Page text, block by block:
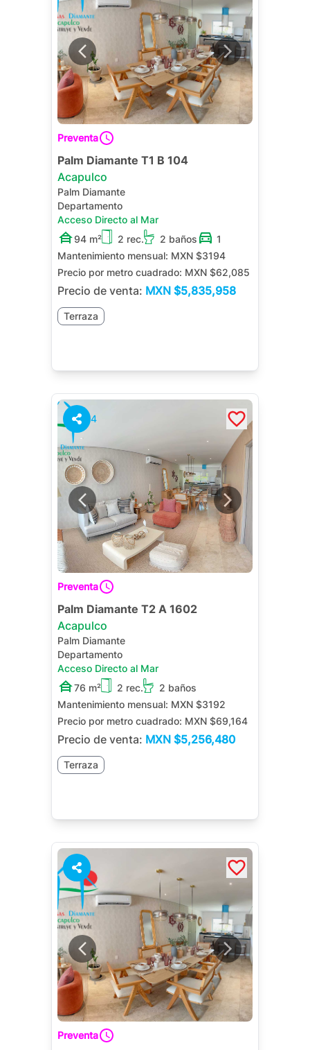
Preventa
Palm Diamante T1 B 104
Acapulco
Palm Diamante
Departamento
Acceso Directo al Mar
94 m²
2 rec. 2 baños
1
Mantenimiento mensual: MXN $3194
Precio por metro cuadrado: MXN $62,085
Precio de venta: MXN $5,835,958
Terraza
4
Preventa
Palm Diamante T2 A 1602
Acapulco
Palm Diamante
Departamento
Acceso Directo al Mar
76 m²
2 rec.
2 baños
Mantenimiento mensual: MXN $3192
Precio por metro cuadrado: MXN $69,164
Precio de venta: MXN $5,256,480
Terraza
Preventa